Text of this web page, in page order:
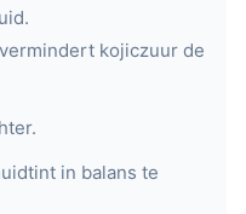
kojiczuur de
in balans te